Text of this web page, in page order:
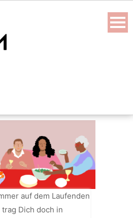
auf dem Laufenden
Dich doch in